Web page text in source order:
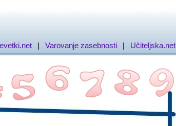
| Varovanje zasebnosti | Učiteljska.net